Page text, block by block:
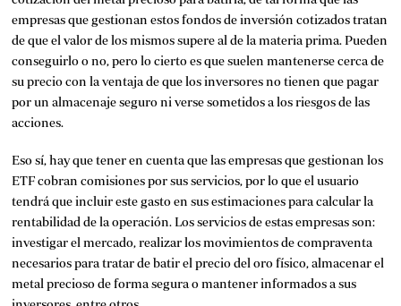
empresas que gestionan estos fondos de inversión cotizados tratan
de que el valor de los mismos supere al de la materia prima. Pueden
conseguirlo o no, pero lo cierto es que suelen mantenerse cerca de
su precio con la ventaja de que los inversores no tienen que pagar
por un almacenaje seguro ni verse sometidos a los riesgos de las
acciones.
Eso sí, hay que tener en cuenta que las empresas que gestionan los
ETF cobran comisiones por sus servicios, por lo que el usuario
tendrá que incluir este gasto en sus estimaciones para calcular la
rentabilidad de la operación. Los servicios de estas empresas son:
investigar el mercado, realizar los movimientos de compraventa
necesarios para tratar de batir el precio del oro físico, almacenar el
metal precioso de forma segura o mantener informados a sus